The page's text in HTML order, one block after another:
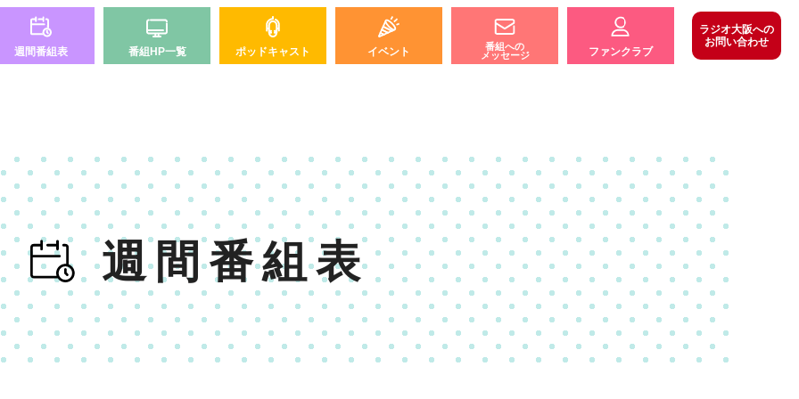
週間番組表 番組HP一覧 ポッドキャスト イベント
番組への
メッセージ
ファンクラブ
ラジオ大阪への
お問い合わせ
週間番組表